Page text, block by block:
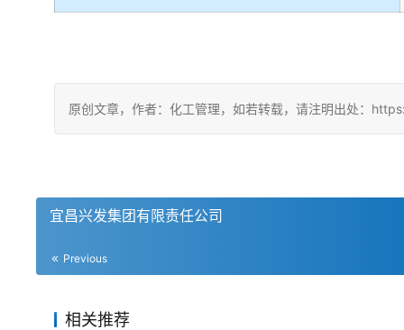
原创文章，作者：化工管理，如若转载，请注明出处：
宜昌兴发集团有限责任公司
Previous
相关推荐